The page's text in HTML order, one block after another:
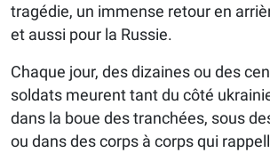
tragédie, un immense retour en
et aussi pour la Russie.
Chaque jour, des dizaines ou des
soldats meurent tant du côté
dans la boue des tranchées, sous
ou dans des corps à corps qui